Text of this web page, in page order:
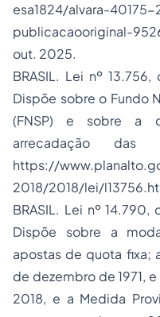
esa1824/alvara-
publicacaooriginal-
out. 2025.
BRASIL. Lei nº
Dispõe sobre o Fundo
(FNSP) e sobre a
arrecadação das
https://
2018/2018/lei/
BRASIL. Lei nº
Dispõe sobre a
apostas de quota fixa;
de dezembro de 1971,
2018, e a Medida